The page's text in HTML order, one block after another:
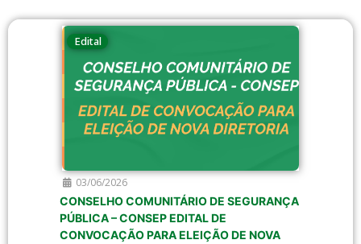
Edital
03/06/2026
CONSELHO COMUNITÁRIO DE SEGURANÇA
PÚBLICA – CONSEP EDITAL DE
CONVOCAÇÃO PARA ELEIÇÃO DE NOVA